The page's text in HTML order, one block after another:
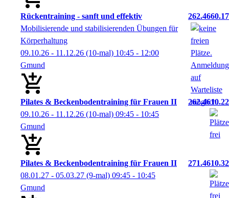
Rückentraining - sanft und effektiv
262.4660.17
Mobilisierende und stabilisierenden Übungen für
Körperhaltung
09.10.26 - 11.12.26 (10-mal) 10:45 - 12:00
Gmund
Pilates & Beckenbodentraining für Frauen II
262.4610.22
09.10.26 - 11.12.26 (10-mal) 09:45 - 10:45
Gmund
Pilates & Beckenbodentraining für Frauen II
271.4610.32
08.01.27 - 05.03.27 (9-mal) 09:45 - 10:45
Gmund